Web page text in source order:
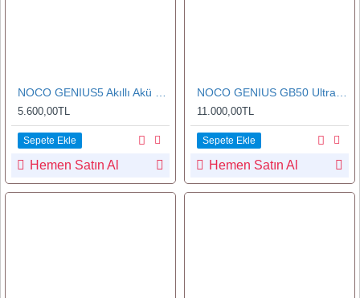
5.600,00TL
Sepete Ekle
Hemen Satın Al
11.000,00TL
Sepete Ekle
Hemen Satın Al